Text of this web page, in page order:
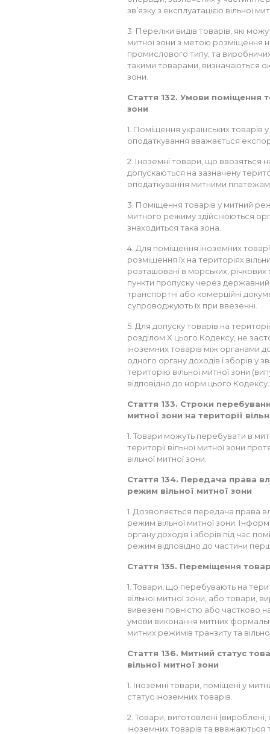
зв’язку з експлуатацією вільної
3. Переліки видів товарів, які
митної зони з метою розміщення
промислового типу, та
такими товарами, визначаються
зони.
Стаття 132. Умови поміщення
зони
1. Поміщення українських товарів
оподаткування вважається
2. Іноземні товари, що ввозяться
допускаються на зазначену
оподаткування митними
3. Поміщення товарів у митний
митного режиму здійснюються
знаходиться така зона.
4. Для поміщення іноземних
розміщення їх на територіях
розташовані в морських,
пункти пропуску через
транспортні або комерційні
супроводжують їх при ввезенні.
5. Для допуску товарів на
розділом X цього Кодексу, не
іноземних товарів між органами
одного органу доходів і зборів у
територію вільної митної зони
відповідно до норм цього Кодексу.
Стаття 133. Строки
митної зони на території
1. Товари можуть перебувати в
території вільної митної зони
вільної митної зони.
Стаття 134. Передача права
режим вільної митної зони
1. Дозволяється передача права
режим вільної митної зони.
органу доходів і зборів під час
режим відповідно до частини
Стаття 135. Переміщення
1. Товари, що перебувають на
вільної митної зони, або товари,
вивезені повністю або частково
умови виконання митних
митних режимів транзиту та
Стаття 136. Митний статус
вільної митної зони
1. Іноземні товари, поміщені у
статус іноземних товарів.
2. Товари, виготовлені (вироблені,
іноземних товарів та